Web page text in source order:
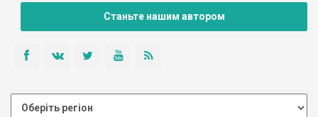
Станьте нашим автором